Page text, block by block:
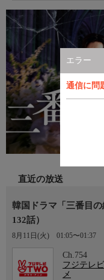
エラー
通信に問
直近の放送
韓国ドラマ「三番目
132話）
8月11日(火) 01:05〜01:37
Ch.754
フジテレ
メ